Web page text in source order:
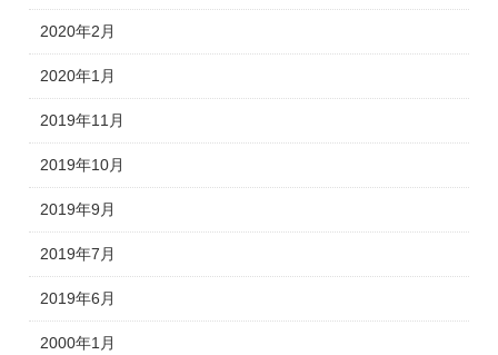
2020年2月
2020年1月
2019年11月
2019年10月
2019年9月
2019年7月
2019年6月
2000年1月